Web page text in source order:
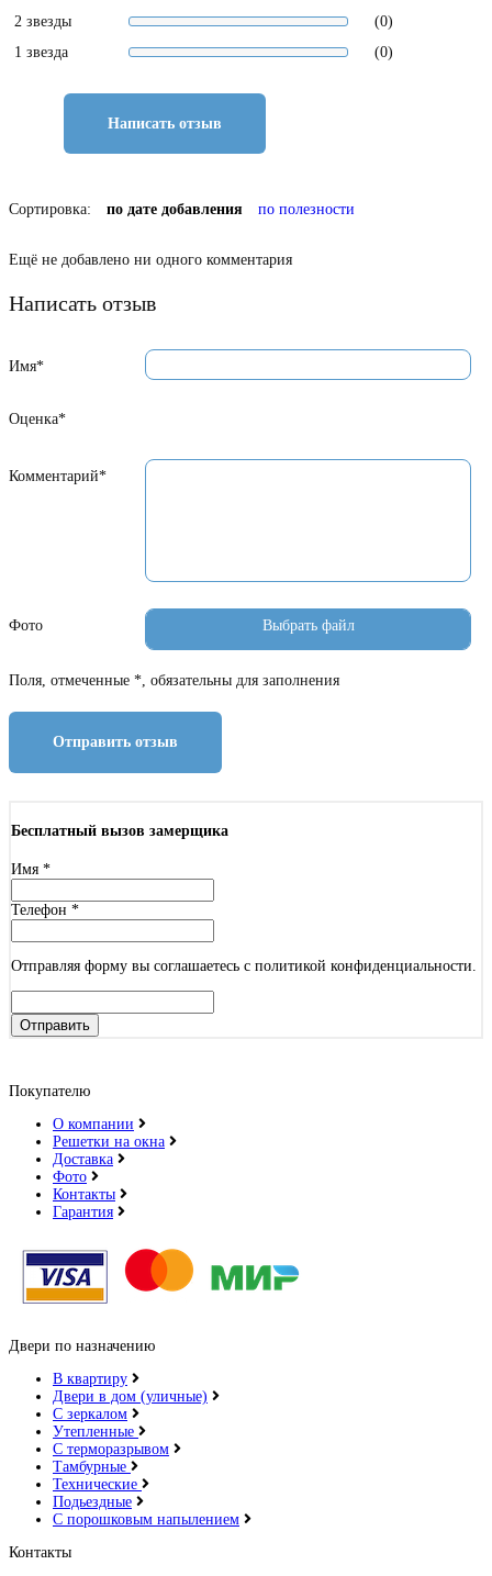
2 звезды
(0)
1 звезда
(0)
Написать отзыв
Сортировка: по дате добавления по полезности
Ещё не добавлено ни одного комментария
Написать отзыв
Имя*
Оценка*
Комментарий*
Фото
Поля, отмеченные *, обязательны для заполнения
Отправить отзыв
Бесплатный вызов замерщика
Имя *
Телефон *
Отправляя форму вы соглашаетесь с политикой конфиденциальности.
Отправить
Покупателю
О компании
Решетки на окна
Доставка
Фото
Контакты
Гарантия
Двери по назначению
В квартиру
Двери в дом (уличные)
С зеркалом
Утепленные
С терморазрывом
Тамбурные
Технические
Подьездные
С порошковым напылением
Контакты